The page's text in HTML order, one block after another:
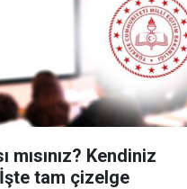
mısınız? Kendiniz
tam çizelge